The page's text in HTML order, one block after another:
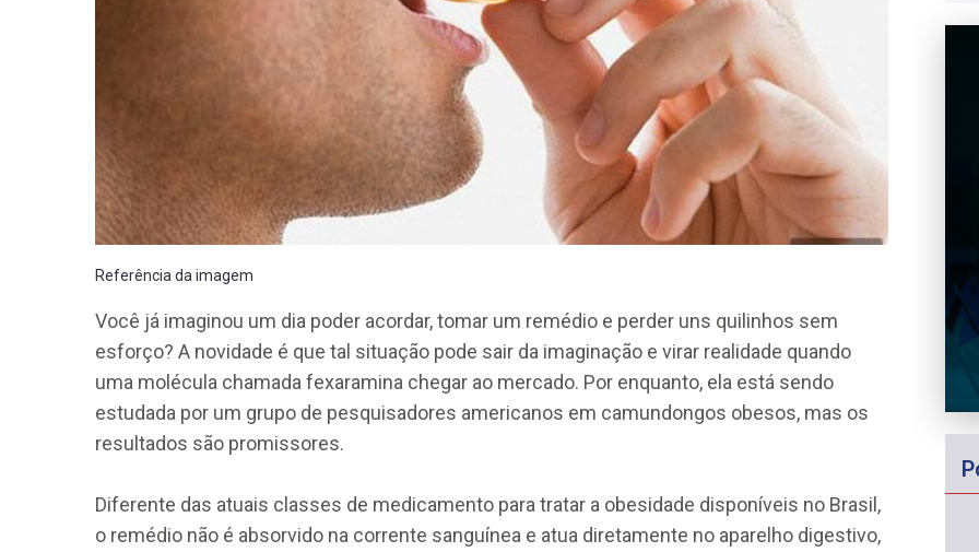
Referência da imagem
Você já imaginou um dia poder acordar, tomar um remédio e perder uns quilinhos sem
esforço? A novidade é que tal situação pode sair da imaginação e virar realidade quando
uma molécula chamada fexaramina chegar ao mercado. Por enquanto, ela está sendo
estudada por um grupo de pesquisadores americanos em camundongos obesos, mas os
resultados são promissores.
Diferente das atuais classes de medicamento para tratar a obesidade disponíveis no Brasil,
o remédio não é absorvido na corrente sanguínea e atua diretamente no aparelho digestivo,